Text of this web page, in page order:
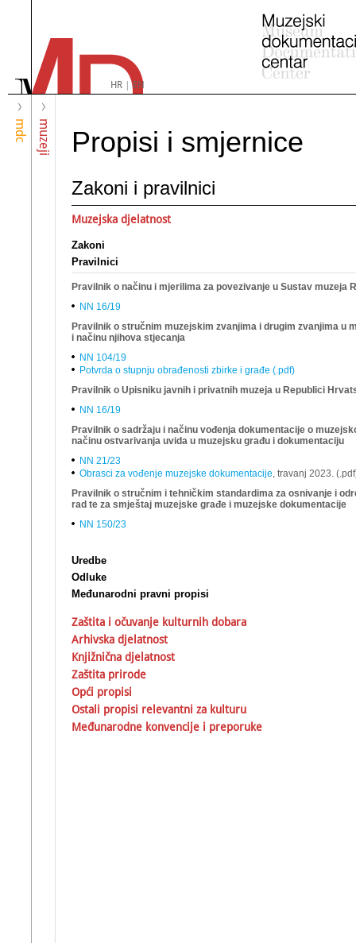
HR|EN
mdc muzeji Propisi i smjernice
Zakoni i pravilnici
Muzejska djelatnost
Zakoni
Pravilnici
Pravilnik o načinu i mjerilima za povezivanje u Sustav muzeja
NN 16/19
Pravilnik o stručnim muzejskim zvanjima i drugim zvanjima u
i načinu njihova stjecanja
NN 104/19
Potvrda o stupnju obrađenosti zbirke i građe (.pdf)
Pravilnik o Upisniku javnih i privatnih muzeja u Republici
NN 16/19
Pravilnik o sadržaju i načinu vođenja dokumentacije o
načinu ostvarivanja uvida u muzejsku građu i dokumentaciju
NN 21/23
Obrasci za vođenje muzejske dokumentacije, travanj 2023.
Pravilnik o stručnim i tehničkim standardima za osnivanje i
rad te za smještaj muzejske građe i muzejske dokumentacije
NN 150/23
Uredbe
Odluke
Međunarodni pravni propisi
Zaštita i očuvanje kulturnih dobara
Arhivska djelatnost
Knjižnična djelatnost
Zaštita prirode
Opći propisi
Ostali propisi relevantni za kulturu
Međunarodne konvencije i preporuke